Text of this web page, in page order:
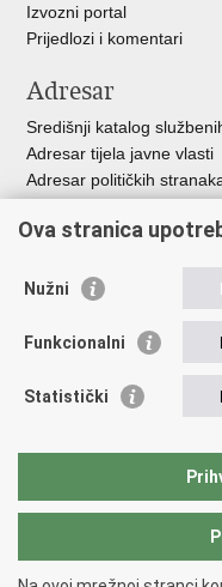
Izvozni portal
Prijedlozi i komentari
Adresar
Središnji katalog
Adresar tijela javne vlasti
Adresar političkih
Besplatni telefoni javne
Važne poveznice
Vlada Republike Hrvatske
Registar neprofitnih
Nacionalna zaklada za
Ova stranica
Nužni
Funkcionalni
Statistički